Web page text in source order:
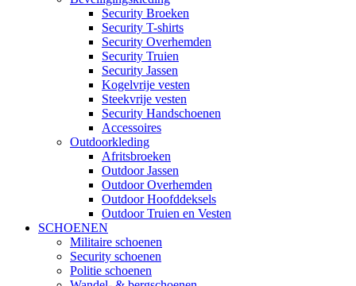
Security Broeken
Security T-shirts
Security Overhemden
Security Truien
Security Jassen
Kogelvrije vesten
Steekvrije vesten
Security Handschoenen
Accessoires
Outdoorkleding
Afritsbroeken
Outdoor Jassen
Outdoor Overhemden
Outdoor Hoofddeksels
Outdoor Truien en Vesten
SCHOENEN
Militaire schoenen
Security schoenen
Politie schoenen